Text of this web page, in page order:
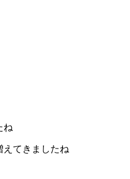
ね
えてきましたね